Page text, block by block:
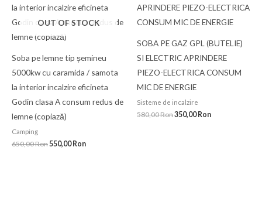
OUT OF STOCK
Soba pe lemne tip șemineu
5000kw cu caramida / samota
la interior incalzire eficineta
Godin clasa A consum redus de
lemne (copiază)
Camping
650,00Ron
650,00 Ron.
550,00 Ron
SOBA PE GAZ GPL (BUTELIE)
SI ELECTRIC APRINDERE
PIEZO-ELECTRICA CONSUM
MIC DE ENERGIE
Sisteme de incalzire
580,00Ron
580,00 Ron.
350,00 Ron